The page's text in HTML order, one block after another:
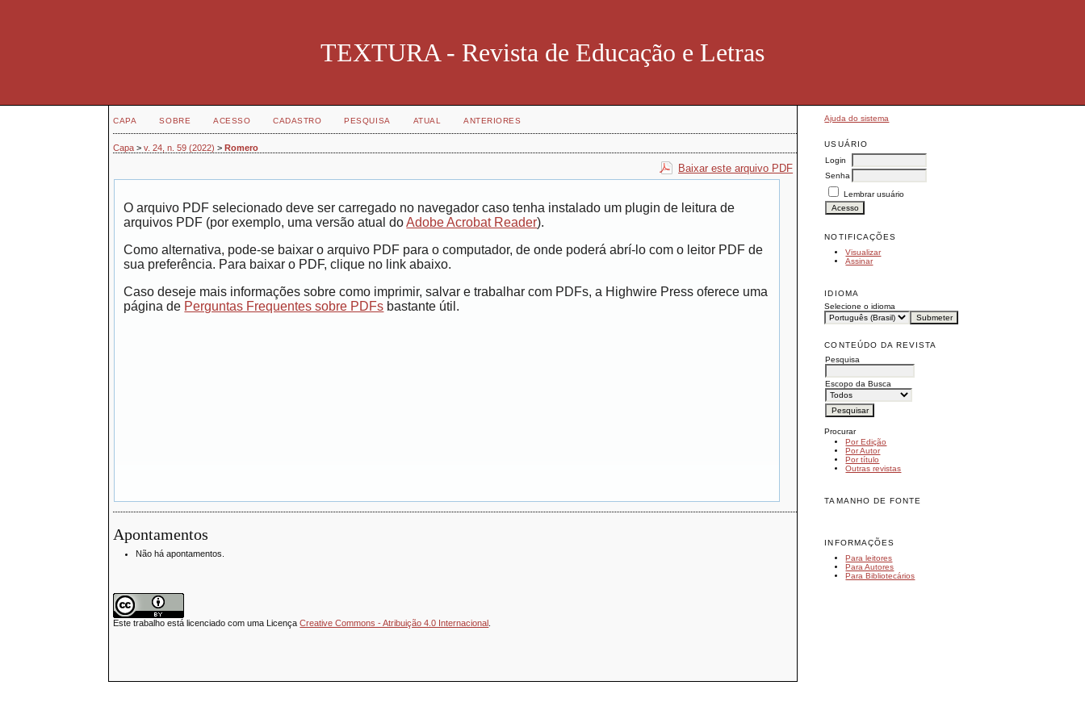
TEXTURA - Revista de Educação e Letras
Ajuda do sistema
USUÁRIO
Login
Senha
Lembrar usuário
NOTIFICAÇÕES
Visualizar
Assinar
IDIOMA
Selecione o idioma
CONTEÚDO DA REVISTA
Pesquisa
Escopo da Busca
Procurar
Por Edição
Por Autor
Por título
Outras revistas
TAMANHO DE FONTE
INFORMAÇÕES
Para leitores
Para Autores
Para Bibliotecários
CAPA SOBRE ACESSO CADASTRO PESQUISA ATUAL ANTERIORES
Capa >v. 24, n. 59 (2022) >Romero
Baixar este arquivo PDF
O arquivo PDF selecionado deve ser carregado no navegador caso tenha instalado um plugin de leitura de
arquivos PDF (por exemplo, uma versão atual doAdobe Acrobat Reader).
Como alternativa, pode-se baixar o arquivo PDF para o computador, de onde poderá abrí-lo com o leitor PDF de
sua preferência. Para baixar o PDF, clique no link abaixo.
Caso deseje mais informações sobre como imprimir, salvar e trabalhar com PDFs, a Highwire Press oferece uma
página de Perguntas Frequentes sobre PDFs bastante útil.
Apontamentos
Não há apontamentos.
Este trabalho está licenciado com uma LicençaCreative Commons - Atribuição 4.0 Internacional